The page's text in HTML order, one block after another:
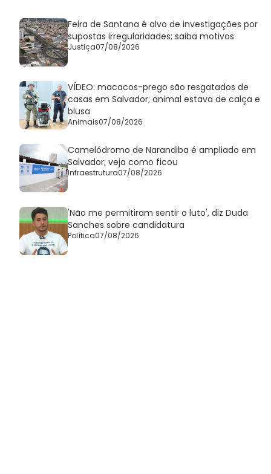
Feira de Santana é alvo de investigações por
supostas irregularidades; saiba motivos
Justiça07/08/2026
VÍDEO: macacos-prego são resgatados de
casas em Salvador; animal estava de calça e
blusa
Animais07/08/2026
Camelódromo de Narandiba é ampliado em
Salvador; veja como ficou
Infraestrutura07/08/2026
'Não me permitiram sentir o luto', diz Duda
Sanches sobre candidatura
Política07/08/2026